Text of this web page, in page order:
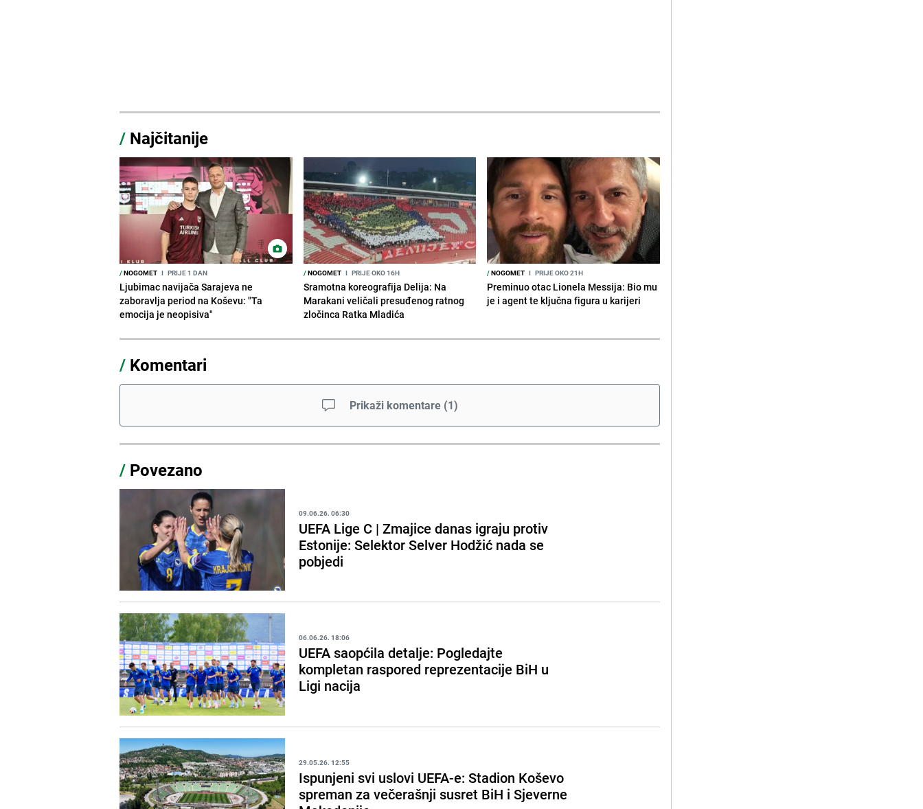
/ Najčitanije
/NOGOMET I PRIJE 1 DAN
Ljubimac navijača Sarajeva ne
zaboravlja period na Koševu: "Ta
emocija je neopisiva"
/NOGOMET I PRIJE OKO 16H
Sramotna koreografija Delija: Na
Marakani veličali presuđenog ratnog
zločinca Ratka Mladića
/NOGOMET I PRIJE OKO 21H
Preminuo otac Lionela Messija: Bio mu
je i agent te ključna figura u karijeri
/ Komentari
Prikaži komentare (1)
/ Povezano
09.06.26. 06:30
UEFA Lige C | Zmajice danas igraju protiv
Estonije: Selektor Selver Hodžić nada se
pobjedi
06.06.26. 18:06
UEFA saopćila detalje: Pogledajte
kompletan raspored reprezentacije BiH u
Ligi nacija
29.05.26. 12:55
Ispunjeni svi uslovi UEFA-e: Stadion Koševo
spreman za večerašnji susret BiH i Sjeverne